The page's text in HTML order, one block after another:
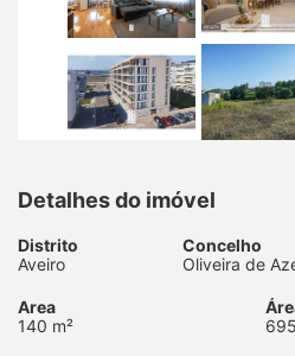
Detalhes do imóvel
Distrito
Aveiro
Concelho
Oliveira de
Area
140 m²